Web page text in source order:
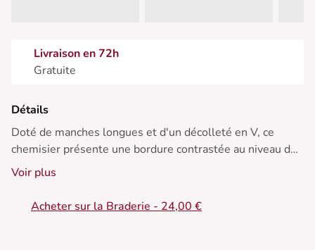
Livraison en 72h
Gratuite
Détails
Doté de manches longues et d'un décolleté en V, ce
chemisier présente une bordure contrastée au niveau du
col.
• Chemisier femme motifs animalier
• À manches longues
Voir plus
Acheter sur la Braderie - 24,00 €